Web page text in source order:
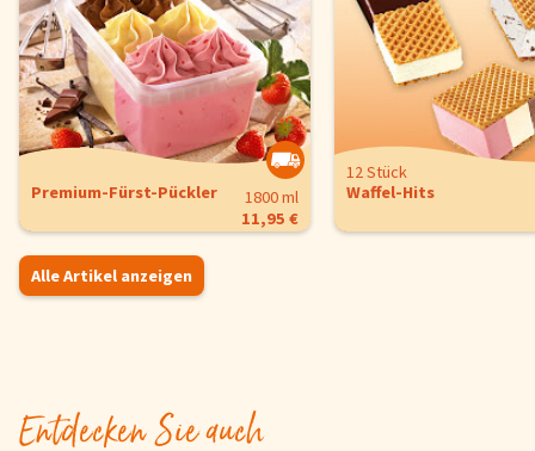
Premium-Fürst-Pückler
1800 ml
11,95 €
12 Stück
Waffel-Hits
Alle Artikel anzeigen
Entdecken Sie auch